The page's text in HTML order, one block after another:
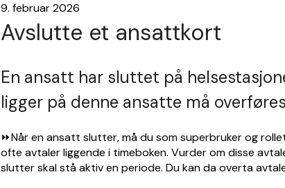
9. februar 2026
Avslutte et ansattkort
En ansatt har sluttet på
ligger på denne ansatte må
⏩Når en ansatt slutter, må du som superbruker og
ofte avtaler liggende i timeboken. Vurder om disse
slutter skal stå aktiv en periode. Du kan da overta